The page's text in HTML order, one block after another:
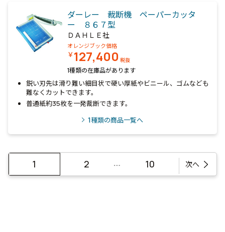
ダーレー 裁断機 ペーパーカッタ
ー ８６７型
ＤＡＨＬＥ社
オレンジブック価格
￥127,400 税抜
1種類の在庫品があります
鋭い刃先は滑り難い細目状で硬い厚紙やビニール、ゴムなども
難なくカットできます。
普通紙約35枚を一発裁断できます。
1種類の商品一覧へ
1 2 … 10 次へ